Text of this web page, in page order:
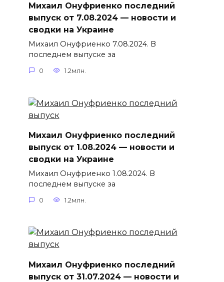
Михаил Онуфриенко последний
выпуск от 7.08.2024 — новости и
сводки на Украине
Михаил Онуфриенко 7.08.2024. В
последнем выпуске за
0 1.2млн.
Михаил Онуфриенко последний
выпуск от 1.08.2024 — новости и
сводки на Украине
Михаил Онуфриенко 1.08.2024. В
последнем выпуске за
0 1.2млн.
Михаил Онуфриенко последний
выпуск от 31.07.2024 — новости и